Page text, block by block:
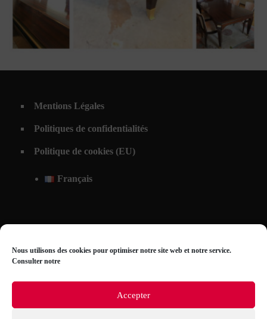
Nous utilisons des cookies pour optimiser notre site web et notre service.
Consulter notre
Accepter
André Mare,art déco,Louis Süe,palissandre,table
Mentions Légales
Politiques de confidentialités
Politique de cookies (EU)
Français